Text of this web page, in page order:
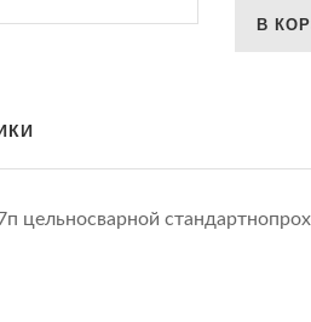
В
цельносварной